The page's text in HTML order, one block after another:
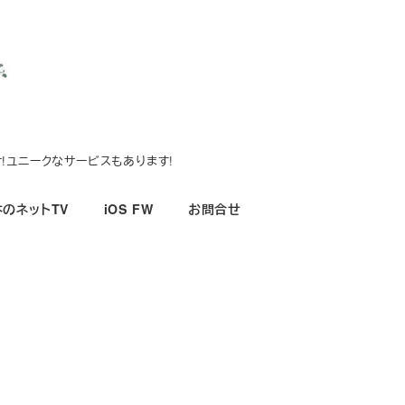
ニークなサービスもあります!
ネットTV iOS FW お問合せ